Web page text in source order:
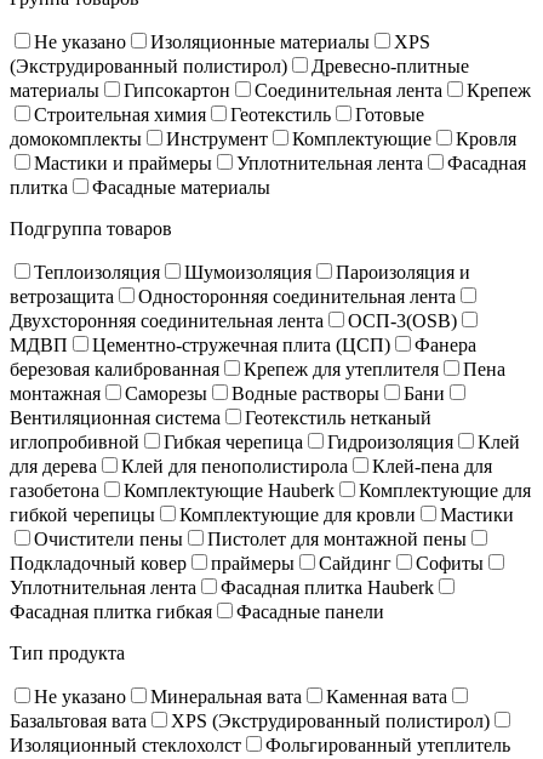
Не указано Изоляционные материалы
XPS
(Экструдированный полистирол)
Древесно-плитные
материалы
Гипсокартон Соединительная лента
Крепеж
Строительная химия
Геотекстиль
Готовые
домокомплекты
Инструмент Комплектующие
Кровля
Мастики и праймеры
Уплотнительная лента
Фасадная
плитка
Фасадные материалы
Подгруппа товаров
Теплоизоляция Шумоизоляция
Пароизоляция и
ветрозащита
Односторонняя соединительная лента
Двухсторонняя соединительная лента
ОСП-3(OSB)
МДВП
Цементно-стружечная плита (ЦСП)
Фанера
березовая калиброванная
Крепеж для утеплителя
Пена
монтажная
Саморезы Водные растворы
Бани
Вентиляционная система
Геотекстиль нетканый
иглопробивной
Гибкая черепица Гидроизоляция
Клей
для дерева
Клей для пенополистирола
Клей-пена для
газобетона
Комплектующие Hauberk
Комплектующие для
гибкой черепицы
Комплектующие для кровли
Мастики
Очистители пены
Пистолет для монтажной пены
Подкладочный ковер
праймеры Сайдинг
Софиты
Уплотнительная лента
Фасадная плитка Hauberk
Фасадная плитка гибкая
Фасадные панели
Тип продукта
Не указано Минеральная вата
Каменная вата
Базальтовая вата
XPS (Экструдированный полистирол)
Изоляционный стеклохолст
Фольгированный утеплитель